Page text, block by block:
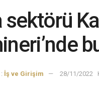
sektörü
İş ve Girişim 28/11/2022